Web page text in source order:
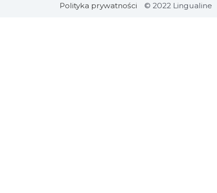
Polityka prywatności © 2022 Lingualine